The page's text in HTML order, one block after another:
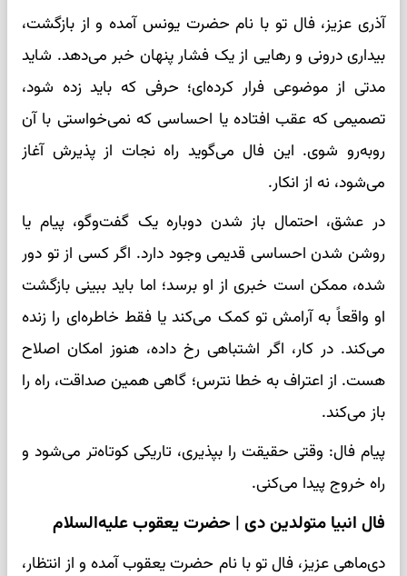
آذری عزیز، فال تو با نام حضرت یونس آمده و از بازگشت،
بیداری درونی و رهایی از یک فشار پنهان خبر می‌دهد. شاید
مدتی از موضوعی فرار کرده‌ای؛ حرفی که باید زده شود،
تصمیمی که عقب افتاده یا احساسی که نمی‌خواستی با آن
روبه‌رو شوی. این فال می‌گوید راه نجات از پذیرش آغاز
می‌شود، نه از انکار.
در عشق، احتمال باز شدن دوباره یک گفت‌وگو، پیام یا
روشن شدن احساسی قدیمی وجود دارد. اگر کسی از تو دور
شده، ممکن است خبری از او برسد؛ اما باید ببینی بازگشت
او واقعاً به آرامش تو کمک می‌کند یا فقط خاطره‌ای را زنده
می‌کند. در کار، اگر اشتباهی رخ داده، هنوز امکان اصلاح
هست. از اعتراف به خطا نترس؛ گاهی همین صداقت، راه را
باز می‌کند.
پیام فال: وقتی حقیقت را بپذیری، تاریکی کوتاه‌تر می‌شود و
راه خروج پیدا می‌کنی.
فال انبیا متولدین دی | حضرت یعقوب علیه‌السلام
دی‌ماهی عزیز، فال تو با نام حضرت یعقوب آمده و از انتظار،